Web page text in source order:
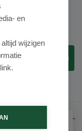
en persoonlijk
Inschrijven
en
wijzigen